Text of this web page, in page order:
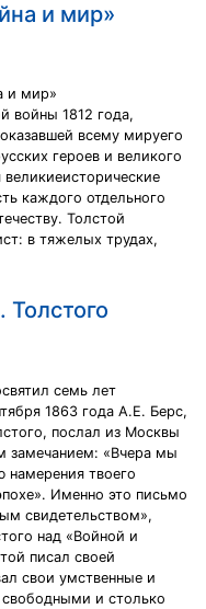
и мир»
и мир»
войны 1812 года,
всему мируего
героев и великого
каждого отдельного
Толстой
в тяжелых трудах,
семь лет
1863 года А.Е. Берс,
послал из Москвы
замечанием: «Вчера мы
намерения твоего
Именно это письмо
свидетельством»,
над «Войной и
писал своей
свои умственные и
и столько